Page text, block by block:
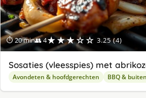
⏱ 20 min👥 4★★★☆☆ 3.25 (4)
Sosaties (vleesspies) met
Avondeten & hoofdgerechten BBQ &